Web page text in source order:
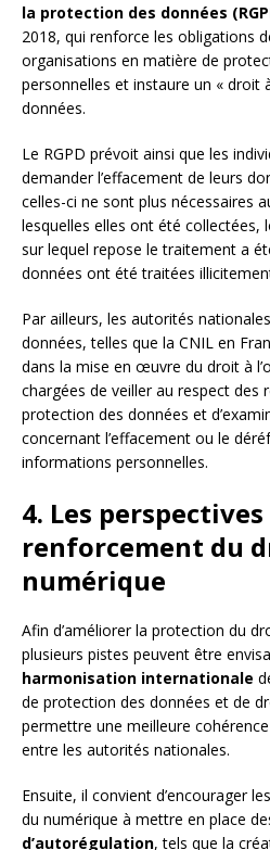
la protection des données
2018, qui renforce les obligations
organisations en matière de
personnelles et instaure un « droit
données.
Le RGPD prévoit ainsi que les
demander l’effacement de leurs
celles-ci ne sont plus nécessaires
lesquelles elles ont été collectées,
sur lequel repose le traitement a
données ont été traitées
Par ailleurs, les autorités
données, telles que la CNIL en
dans la mise en œuvre du droit à
chargées de veiller au respect des
protection des données et
concernant l’effacement ou le
informations personnelles.
4. Les
renforcement du
numérique
Afin d’améliorer la protection du
plusieurs pistes peuvent être
harmonisation internationale
de protection des données et de
permettre une meilleure
entre les autorités nationales.
Ensuite, il convient d’encourager
du numérique à mettre en place
d’autorégulation, tels que la